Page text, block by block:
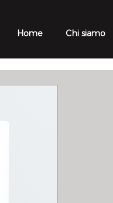
Home Chi siamo